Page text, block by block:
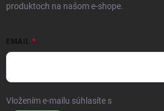
produktoch na našom e-shope.
EMAIL
Vložením e-mailu súhlasíte s